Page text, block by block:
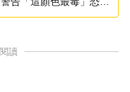
放有害物
讀